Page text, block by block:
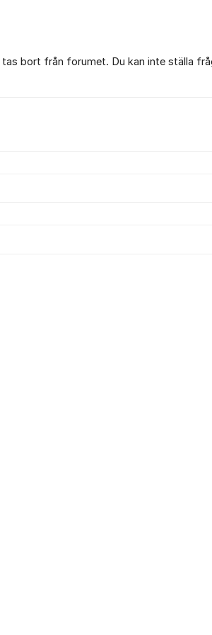
bort från forumet. Du kan inte ställa